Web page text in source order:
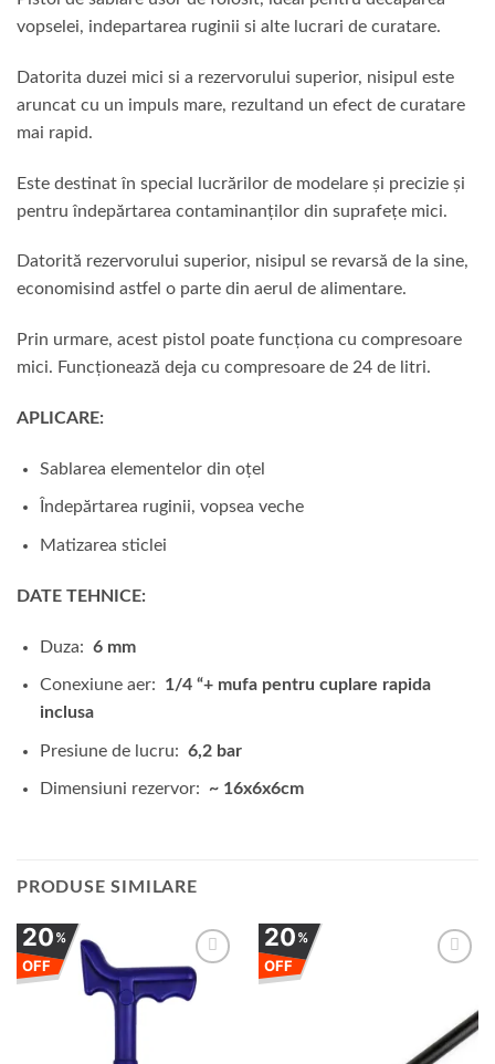
vopselei, indepartarea ruginii si alte lucrari de curatare.
Datorita duzei mici si a rezervorului superior, nisipul este
aruncat cu un impuls mare, rezultand un efect de curatare
mai rapid.
Este destinat în special lucrărilor de modelare și precizie și
pentru îndepărtarea contaminanților din suprafețe mici.
Datorită rezervorului superior, nisipul se revarsă de la sine,
economisind astfel o parte din aerul de alimentare.
Prin urmare, acest pistol poate funcționa cu compresoare
mici. Funcționează deja cu compresoare de 24 de litri.
APLICARE:
Sablarea elementelor din oțel
Îndepărtarea ruginii, vopsea veche
Matizarea sticlei
DATE TEHNICE:
Duza: 6 mm
Conexiune aer: 1/4 “+ mufa pentru cuplare rapida
inclusa
Presiune de lucru: 6,2 bar
Dimensiuni rezervor: ~ 16x6x6cm
PRODUSE SIMILARE
20%
OFF
Adauga
20%
OFF